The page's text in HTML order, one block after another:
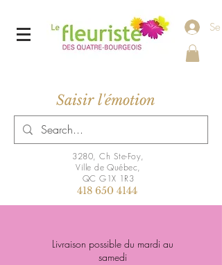
Saisir l'émotion
3280, Ch Ste-Foy,
Ville de Québec,
QC G1X 1R3
418 650 4144
Livraison possible du mardi au
samedi